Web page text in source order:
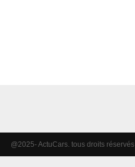
@2025- ActuCars. tous droits réservés